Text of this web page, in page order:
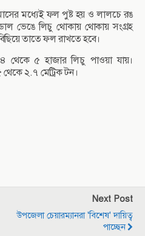
মধ্যেই ফল পুষ্ট হয় ও লালচে রঙ
ভেঙে লিচু থোকায় থোকায় সংগ্রহ
তাতে ফল রাখতে হবে।
থেকে ৫ হাজার লিচু পাওয়া যায়।
২.৭ মেট্রিক টন।
Next Post
উপজেলা চেয়ারম্যানরা 'বিশেষ' দায়িত্ব
পাচ্ছেন